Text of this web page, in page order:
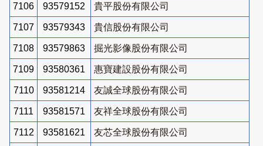
7106 93579152 貴平股份有限公司
7107 93579343 貴信股份有限公司
7108 93579863 掘光影像股份有限公司
7109 93580361 惠寶建設股份有限公司
7110 93581214 友誠全球股份有限公司
7111 93581571 友祥全球股份有限公司
7112 93581621 友芯全球股份有限公司